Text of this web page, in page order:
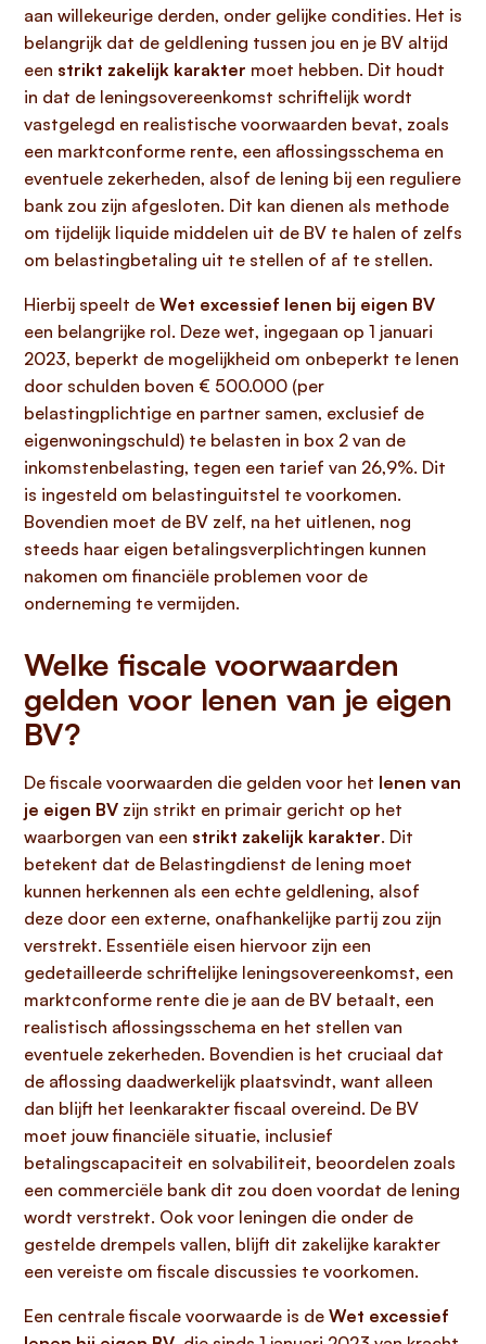
aan willekeurige derden, onder gelijke condities. Het is
belangrijk dat de geldlening tussen jou en je BV altijd
een strikt zakelijk karakter moet hebben. Dit houdt
in dat de leningsovereenkomst schriftelijk wordt
vastgelegd en realistische voorwaarden bevat, zoals
een marktconforme rente, een aflossingsschema en
eventuele zekerheden, alsof de lening bij een reguliere
bank zou zijn afgesloten. Dit kan dienen als methode
om tijdelijk liquide middelen uit de BV te halen of zelfs
om belastingbetaling uit te stellen of af te stellen.
Hierbij speelt de Wet excessief lenen bij eigen BV
een belangrijke rol. Deze wet, ingegaan op 1 januari
2023, beperkt de mogelijkheid om onbeperkt te lenen
door schulden boven € 500.000 (per
belastingplichtige en partner samen, exclusief de
eigenwoningschuld) te belasten in box 2 van de
inkomstenbelasting, tegen een tarief van 26,9%. Dit
is ingesteld om belastinguitstel te voorkomen.
Bovendien moet de BV zelf, na het uitlenen, nog
steeds haar eigen betalingsverplichtingen kunnen
nakomen om financiële problemen voor de
onderneming te vermijden.
Welke fiscale voorwaarden
gelden voor lenen van je eigen
BV?
De fiscale voorwaarden die gelden voor het lenen van
je eigen BV zijn strikt en primair gericht op het
waarborgen van een strikt zakelijk karakter. Dit
betekent dat de Belastingdienst de lening moet
kunnen herkennen als een echte geldlening, alsof
deze door een externe, onafhankelijke partij zou zijn
verstrekt. Essentiële eisen hiervoor zijn een
gedetailleerde schriftelijke leningsovereenkomst, een
marktconforme rente die je aan de BV betaalt, een
realistisch aflossingsschema en het stellen van
eventuele zekerheden. Bovendien is het cruciaal dat
de aflossing daadwerkelijk plaatsvindt, want alleen
dan blijft het leenkarakter fiscaal overeind. De BV
moet jouw financiële situatie, inclusief
betalingscapaciteit en solvabiliteit, beoordelen zoals
een commerciële bank dit zou doen voordat de lening
wordt verstrekt. Ook voor leningen die onder de
gestelde drempels vallen, blijft dit zakelijke karakter
een vereiste om fiscale discussies te voorkomen.
Een centrale fiscale voorwaarde is de Wet excessief